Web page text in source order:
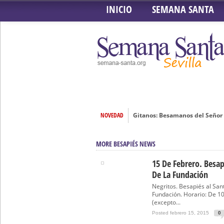
INICIO SEMANA SANTA
NOVEDAD
Gitanos: Besamanos del
Solemne y devoto Besapiés
Misa Solemne en honor a
Solemne Triduo a la Virgen
Función de la Anunciación
Besamanos al Señor del Gran
Solemne y devoto
MORE BESAPIÉS NEWS
15 De Febrero.
De La Fundación
Negritos. Besapiés al
Fundación. Horario: De
(excepto...
Posted febrero 15, 2015 0